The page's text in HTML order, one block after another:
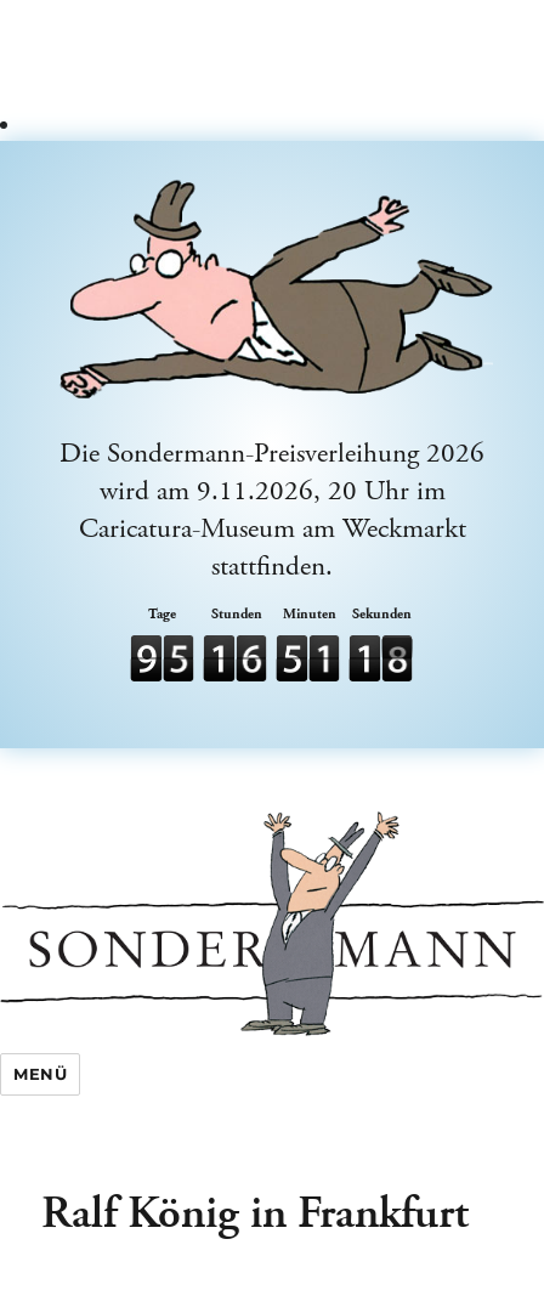
Die Sondermann-Preisverleihung 2026
wird am 9.11.2026, 20 Uhr im
Caricatura-Museum am Weckmarkt
stattfinden.
Tage Stunden
Sondermann e.V.
MENÜ
Ralf König in Frankfurt